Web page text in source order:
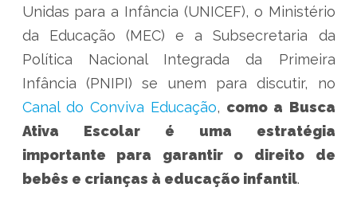
Unidas para a Infância (UNICEF), o Ministério
da Educação (MEC) e a Subsecretaria da
Política Nacional Integrada da Primeira
Infância (PNIPI) se unem para discutir, no
Canal do Conviva Educação, como a Busca
Ativa Escolar é uma estratégia
importante para garantir o direito de
bebês e crianças à educação infantil.